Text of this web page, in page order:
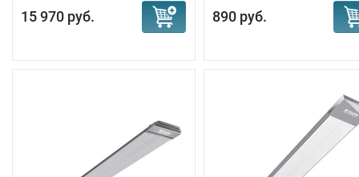
15 970 руб. 890 руб.